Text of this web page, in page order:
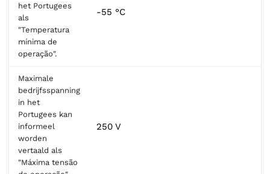
het Portugees
als
"Temperatura
mínima de
operação".
-55 °C
Maximale
bedrijfsspanning
in het
Portugees kan
informeel
worden
vertaald als
"Máxima tensão
250 V